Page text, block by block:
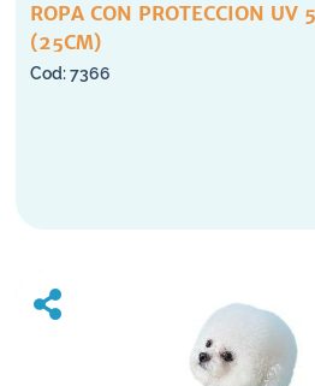
ROPA CON PROTECCION UV
(25CM)
7366